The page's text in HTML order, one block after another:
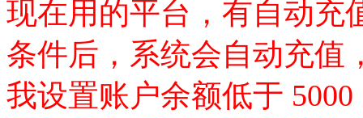
现在用的平台，有自动充
条件后，系统会自动充值
我设置账户余额低于